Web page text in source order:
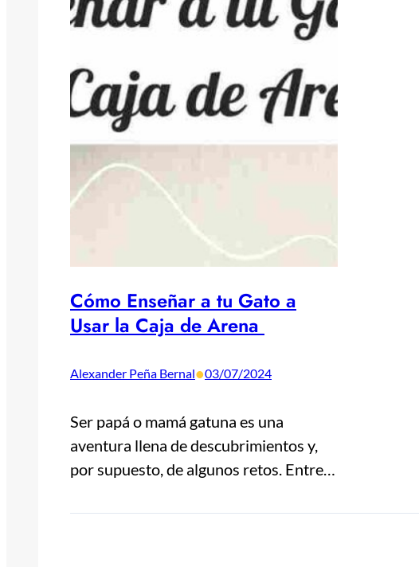
Cómo Enseñar a tu Gato a
Usar la Caja de Arena
Alexander Peña Bernal•03/07/2024
Ser papá o mamá gatuna es una
aventura llena de descubrimientos y,
por supuesto, de algunos retos. Entre…